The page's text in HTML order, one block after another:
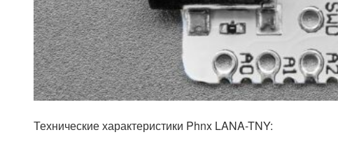
Технические характеристики Phnx LANA-TNY: